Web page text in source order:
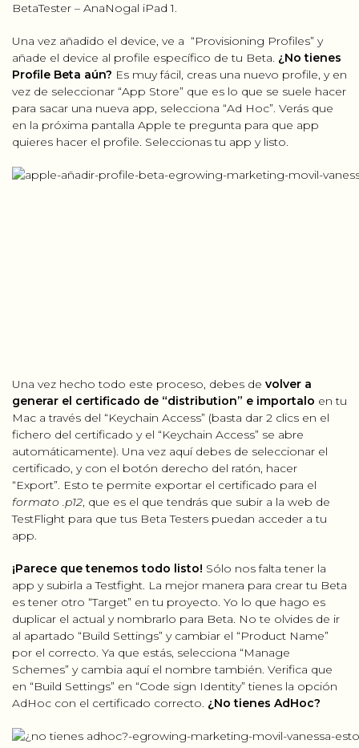
BetaTester – AnaNogal iPad 1.
Una vez añadido el device, ve a “Provisioning Profiles” y
añade el device al profile específico de tu Beta. ¿No tienes
Profile Beta aún? Es muy fácil, creas una nuevo profile, y en
vez de seleccionar “App Store” que es lo que se suele hacer
para sacar una nueva app, selecciona “Ad Hoc”. Verás que
en la próxima pantalla Apple te pregunta para que app
quieres hacer el profile. Seleccionas tu app y listo.
Una vez hecho todo este proceso, debes de volver a
generar el certificado de “distribution” e importalo en tu
Mac a través del “Keychain Access” (basta dar 2 clics en el
fichero del certificado y el “Keychain Access” se abre
automáticamente). Una vez aquí debes de seleccionar el
certificado, y con el botón derecho del ratón, hacer
“Export”. Esto te permite exportar el certificado para el
formato .p12, que es el que tendrás que subir a la web de
TestFlight para que tus Beta Testers puedan acceder a tu
app.
¡Parece que tenemos todo listo! Sólo nos falta tener la
app y subirla a Testfight. La mejor manera para crear tu Beta
es tener otro “Target” en tu proyecto. Yo lo que hago es
duplicar el actual y nombrarlo para Beta. No te olvides de ir
al apartado “Build Settings” y cambiar el “Product Name”
por el correcto. Ya que estás, selecciona “Manage
Schemes” y cambia aquí el nombre también. Verifica que
en “Build Settings” en “Code sign Identity” tienes la opción
AdHoc con el certificado correcto. ¿No tienes AdHoc?